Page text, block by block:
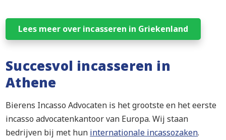
Lees meer over incasseren in Griekenland
Succesvol incasseren in
Athene
Bierens Incasso Advocaten is het grootste en het eerste
incasso advocatenkantoor van Europa. Wij staan
bedrijven bij met hun internationale incassozaken.